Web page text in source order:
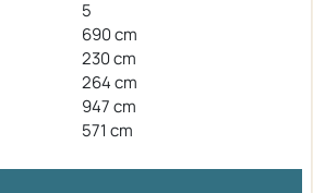
5
690 cm
230 cm
264 cm
947 cm
571 cm